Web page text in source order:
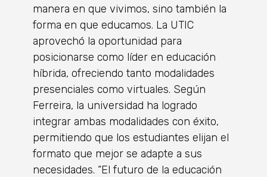
manera en que vivimos, sino también la
forma en que educamos. La UTIC
aprovechó la oportunidad para
posicionarse como líder en educación
híbrida, ofreciendo tanto modalidades
presenciales como virtuales. Según
Ferreira, la universidad ha logrado
integrar ambas modalidades con éxito,
permitiendo que los estudiantes elijan el
formato que mejor se adapte a sus
necesidades. “El futuro de la educación